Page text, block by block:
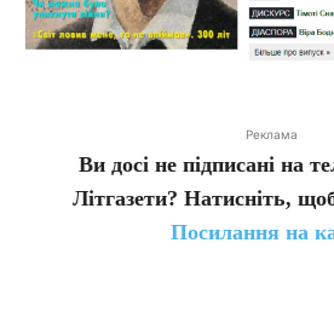
Реклама
Ви досі не підписані на
Літгазети? Натисніть,
Посилання на